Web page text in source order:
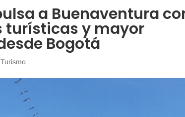
a Buenaventura
turísticas y mayor
Bogotá
Turismo